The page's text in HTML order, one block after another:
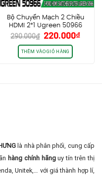
Bộ Chuyển Mạch 2 Chiều
HDMI 2*1 Ugreen 50966
290.000₫ Giá
gốc
là:
290.000₫.
220.000₫Giá
THÊM VÀO GIỎ HÀNG
là nhà phân phối, cung cấp
hàng chính hãnguy tín trên thị
Unitek,… với giá thành hợp lí,